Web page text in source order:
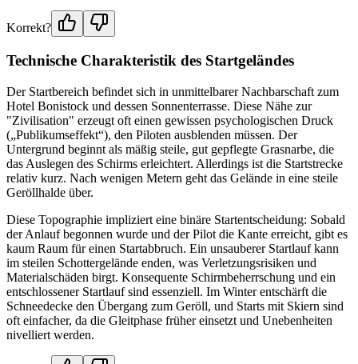
Korrekt?
Technische Charakteristik des Startgeländes
Der Startbereich befindet sich in unmittelbarer Nachbarschaft zum
Hotel Bonistock und dessen Sonnenterrasse. Diese Nähe zur
"Zivilisation" erzeugt oft einen gewissen psychologischen Druck
(„Publikumseffekt“), den Piloten ausblenden müssen. Der
Untergrund beginnt als mäßig steile, gut gepflegte Grasnarbe, die
das Auslegen des Schirms erleichtert. Allerdings ist die Startstrecke
relativ kurz. Nach wenigen Metern geht das Gelände in eine steile
Geröllhalde über.
Diese Topographie impliziert eine binäre Startentscheidung: Sobald
der Anlauf begonnen wurde und der Pilot die Kante erreicht, gibt es
kaum Raum für einen Startabbruch. Ein unsauberer Startlauf kann
im steilen Schottergelände enden, was Verletzungsrisiken und
Materialschäden birgt. Konsequente Schirmbeherrschung und ein
entschlossener Startlauf sind essenziell. Im Winter entschärft die
Schneedecke den Übergang zum Geröll, und Starts mit Skiern sind
oft einfacher, da die Gleitphase früher einsetzt und Unebenheiten
nivelliert werden.